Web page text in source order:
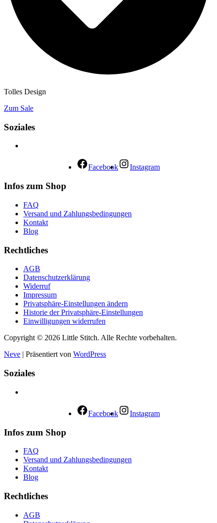
Tolles Design
Zum Sale
Soziales
Facebook Instagram
Infos zum Shop
FAQ
Versand und Zahlungsbedingungen
Kontakt
Blog
Rechtliches
AGB
Datenschutzerklärung
Widerruf
Impressum
Privatsphäre-Einstellungen ändern
Historie der Privatsphäre-Einstellungen
Einwilligungen widerrufen
Copyright © 2026 Little Stitch. Alle Rechte vorbehalten.
Neve | Präsentiert von WordPress
Soziales
Facebook Instagram
Infos zum Shop
FAQ
Versand und Zahlungsbedingungen
Kontakt
Blog
Rechtliches
AGB